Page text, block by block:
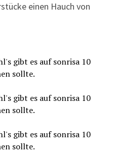
einen Hauch von